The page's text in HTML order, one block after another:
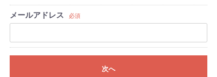
メールアドレス 必須
次へ